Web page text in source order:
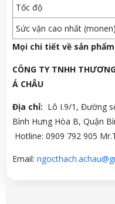
Tốc độ
Sức vặn cao nhất (monen)
Mọi chi tiết về sản
CÔNG TY TNHH
Á CHÂU
Địa chỉ: Lô I.9/1, Đường
Bình Hưng Hòa B, Quận
Hotline: 0909 792 905
Email: